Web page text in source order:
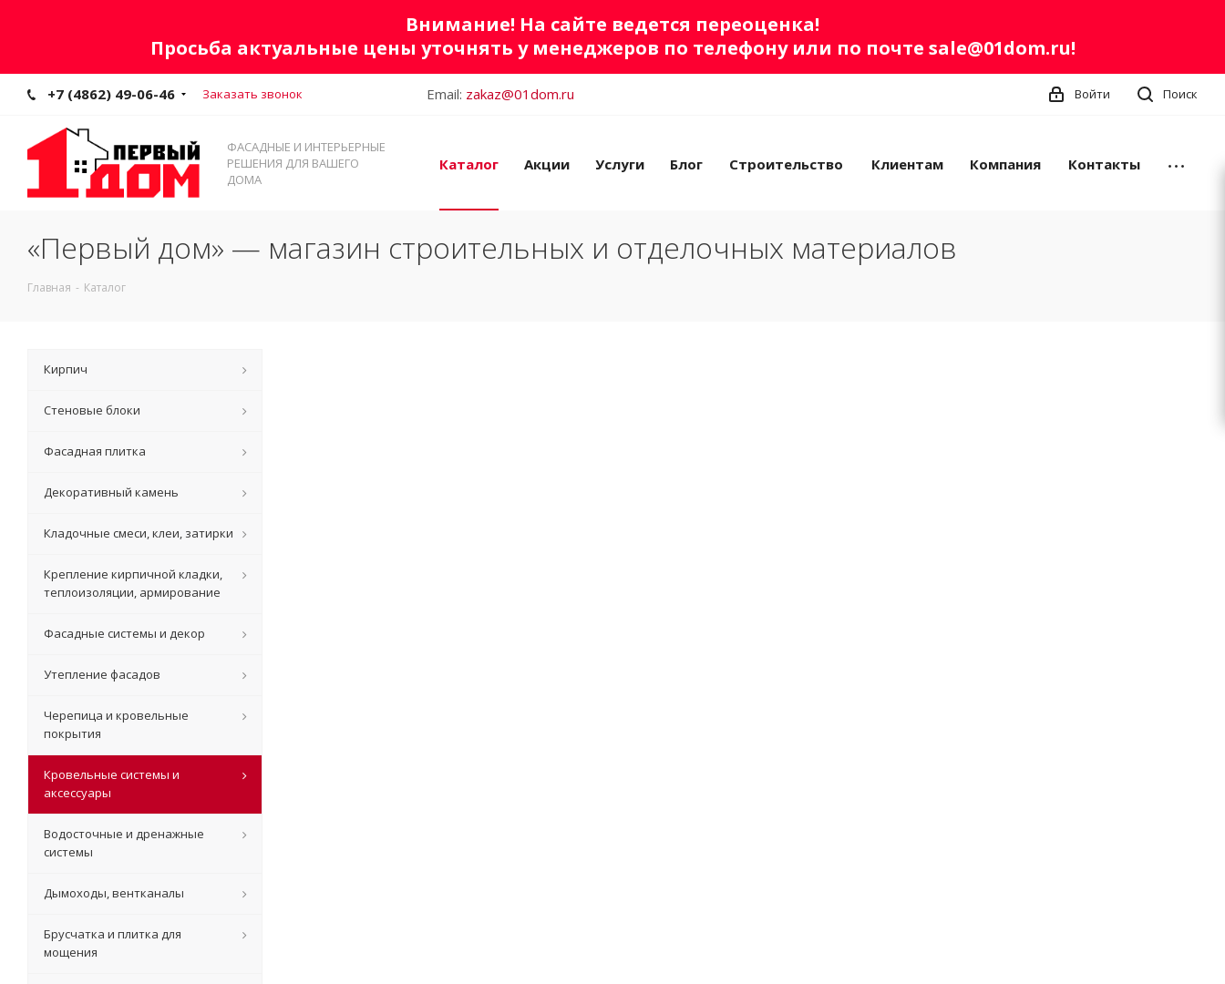
Внимание! На сайте ведется переоценка!
Просьба актуальные цены уточнять у менеджеров по телефону или по почте sale@01dom.ru!
+7 (4862) 49-06-46 Заказать звонок Email: zakaz@01dom.ru Поиск
Войти
ФАСАДНЫЕ И ИНТЕРЬЕРНЫЕ
РЕШЕНИЯ ДЛЯ ВАШЕГО
ДОМА
Каталог Акции Услуги Блог Строительство Клиентам Компания Контакты
«Первый дом» — магазин строительных и отделочных материалов
Главная - Каталог
Кирпич
Стеновые блоки
Фасадная плитка
Декоративный камень
Кладочные смеси, клеи, затирки
Крепление кирпичной кладки,
теплоизоляции, армирование
Фасадные системы и декор
Утепление фасадов
Черепица и кровельные
покрытия
Кровельные системы и
аксессуары
Водосточные и дренажные
системы
Дымоходы, вентканалы
Брусчатка и плитка для
мощения